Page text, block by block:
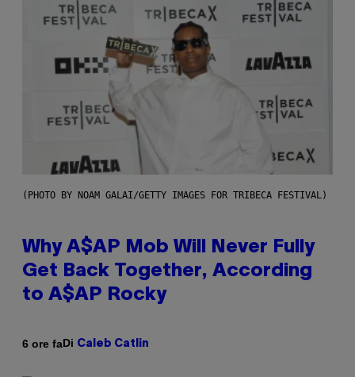
(PHOTO BY NOAM GALAI/GETTY IMAGES FOR TRIBECA FESTIVAL)
Why A$AP Mob Will Never Fully
Get Back Together, According
to A$AP Rocky
6 ore faDi Caleb Catlin